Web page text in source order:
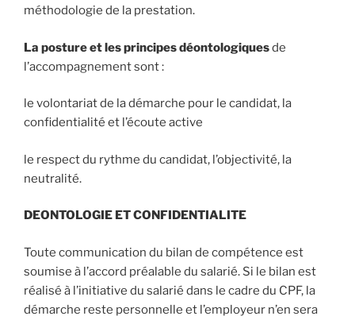
méthodologie de la prestation.
La posture et les principes déontologiquesde
l’accompagnement sont :
le volontariat de la démarche pour le candidat, la
confidentialité et l’écoute active
le respect du rythme du candidat, l’objectivité, la
neutralité.
DEONTOLOGIE ET CONFIDENTIALITE
Toute communication du bilan de compétence est
soumise à l’accord préalable du salarié. Si le bilan est
réalisé à l’initiative du salarié dans le cadre du CPF, la
démarche reste personnelle et l’employeur n’en sera